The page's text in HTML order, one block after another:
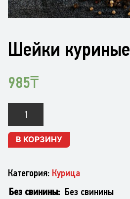
Шейки куриные
985₸
Шейки
куриные
В КОРЗИНУ
Категория: Курица
Без свинины
Без свинины